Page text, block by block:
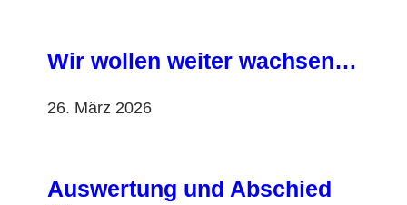
Wir wollen weiter wachsen…
26. März 2026
Auswertung und Abschied